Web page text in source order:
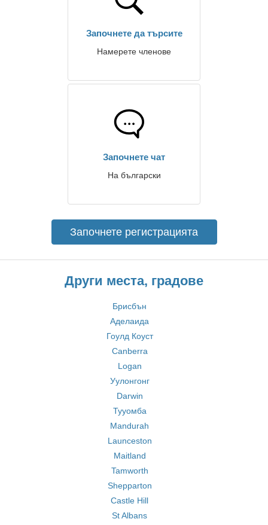
Започнете да търсите
Намерете членове
Започнете чат
На български
Започнете регистрацията
Други места, градове
Брисбън
Аделаида
Гоулд Коуст
Canberra
Logan
Уулонгонг
Darwin
Тууомба
Mandurah
Launceston
Maitland
Tamworth
Shepparton
Castle Hill
St Albans